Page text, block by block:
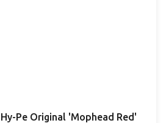
Pe Original 'Mophead Red'